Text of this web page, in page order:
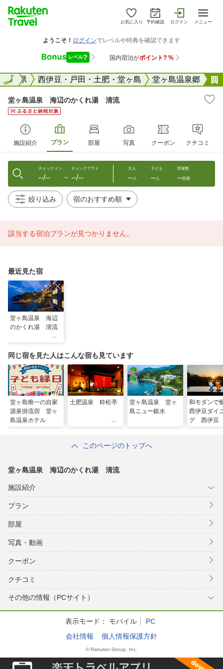
お気に入り 予約確認 ログイン メニュー
静岡県 西伊豆・戸田・土肥・堂ヶ島 堂ヶ島温泉郷
全国
堂ヶ島温泉 海辺のかくれ湯 清流
施設紹介 プラン 部屋 写真 クーポン クチコミ
チェックイン
--/-- 〜
チェックアウト
--/--
大人
--人
子ども
--人
部屋数
--部屋
絞り込み
該当する宿泊プランが見つかりません。
最近見た宿
堂ヶ島温泉 海辺
のかくれ湯 清流
同じ宿を見た人はこんな宿も見ています
堂ヶ島唯一の自家
源泉掛流宿 堂ヶ
島温泉ホテル
土肥温泉 粋松亭
堂ヶ島温泉 堂ヶ
島ニュー銀水
和モダンで
西伊豆ダイ
グ 西伊豆
このページのトップへ
堂ヶ島温泉 海辺のかくれ湯 清流
施設紹介
プラン
部屋
写真・動画
クーポン
クチコミ
その他の情報（PCサイト）
表示モード： モバイル
PC
会社情報
個人情報保護方針
© Rakuten Group, Inc.